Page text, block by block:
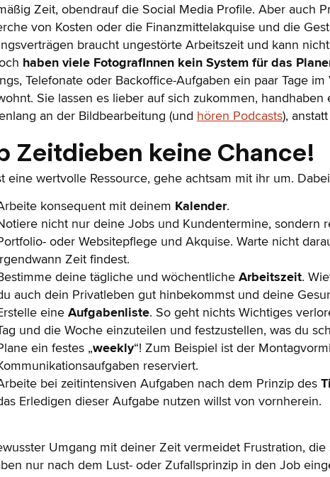
Zeit, obendrauf die Social Media Profile. Aber auch
von Kosten oder die Finanzmittelakquise und die
braucht ungestörte Arbeitszeit und kann
haben viele FotografInnen kein System für das
Telefonate oder Backoffice-Aufgaben ein paar Tage
Sie lassen es lieber auf sich zukommen,
an der Bildbearbeitung (und hören Podcasts),
Zeitdieben keine Chance!
eine wertvolle Ressource, gehe achtsam mit ihr um.
konsequent mit deinem Kalender.
nicht nur deine Jobs und Kundentermine, sondern
oder Websitepflege und Akquise. Warte nicht
Zeit findest.
deine tägliche und wöchentliche Arbeitszeit.
auch dein Privatleben gut hinbekommst und deine
eine Aufgabenliste. So geht nichts Wichtiges
und die Woche einzuteilen und festzustellen, was du
ein festes „weekly“! Zum Beispiel ist der
reserviert.
bei zeitintensiven Aufgaben nach dem Prinzip des
Erledigen dieser Aufgabe nutzen willst von vornherein.
Umgang mit deiner Zeit vermeidet Frustration,
nur nach dem Lust- oder Zufallsprinzip in den Job